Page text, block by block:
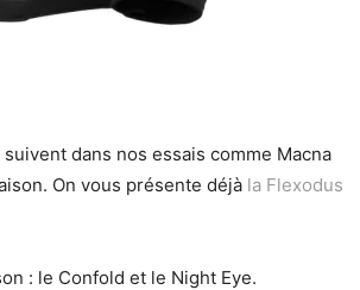
dans nos essais comme Macna
On vous présente déjà la Flexodus
: le Confold et le Night Eye.